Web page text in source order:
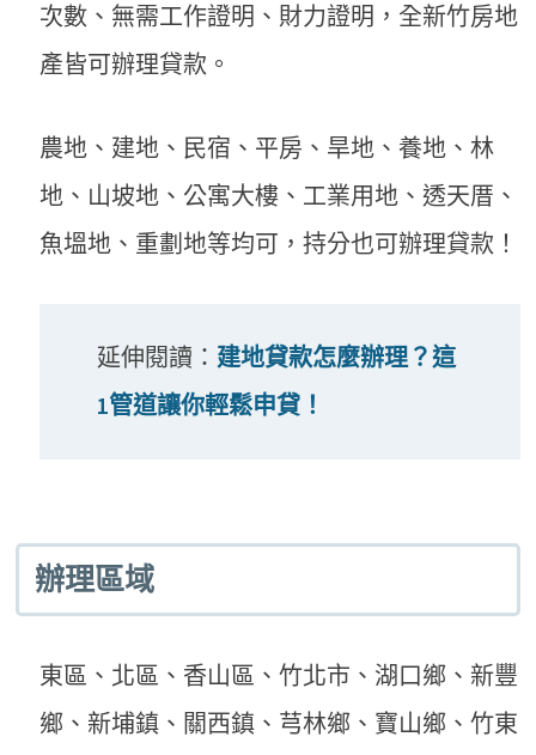
次數、無需工作證明、財力證明，全新竹房地
產皆可辦理貸款。
農地、建地、民宿、平房、旱地、養地、林
地、山坡地、公寓大樓、工業用地、透天厝、
魚塭地、重劃地等均可，持分也可辦理貸款！
延伸閱讀： 建地貸款怎麼辦理？這
1管道讓你輕鬆申貸！
辦理區域
東區、北區、香山區、竹北市、湖口鄉、新豐
鄉、新埔鎮、關西鎮、芎林鄉、寶山鄉、竹東